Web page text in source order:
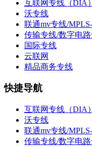
互联网专线（DIA）
沃专线
联通mv专线/
传输专线/数字电
国际专线
云联网
精品商务专线
快捷导航
互联网专线（DIA）
沃专线
联通mv专线/
传输专线/数字电